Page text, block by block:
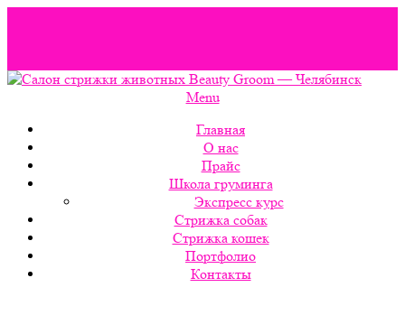
Menu
Главная
О нас
Прайс
Школа груминга
Экспресс курс
Стрижка собак
Стрижка кошек
Портфолио
Контакты